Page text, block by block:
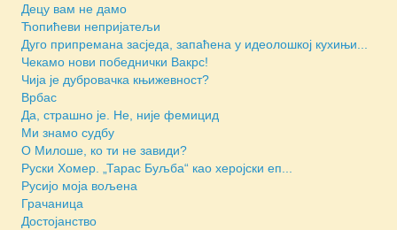
Децу вам не дамо
Ћопићеви непријатељи
Дуго припремана засједа, запаћена у идеолошкој кухињи...
Чекамо нови победнички Вакрс!
Чија је дубровачка књижевност?
Врбас
Да, страшно је. Не, није фемицид
Ми знамо судбу
О Милоше, ко ти не завиди?
Руски Хомер. „Тарас Буљба“ као херојски еп...
Русијо моја вољена
Грачаница
Достојанство